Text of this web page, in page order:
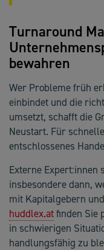
Turnaround
bewahren
Wer Probleme früh
einbindet und die
umsetzt, schafft die
Neustart. Für
entschlossenes
Externe Expert:innen
insbesondere dann,
mit Kapitalgebern
huddlex.atfinden Sie
in schwierigen
handlungsfähig zu